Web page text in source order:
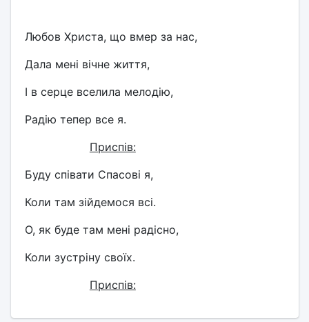
Любов Христа, що вмер за нас,
Дала мені вічне життя,
І в серце вселила мелодію,
Радію тепер все я.
Приспів:
Буду співати Спасові я,
Коли там зійдемося всі.
О, як буде там мені радісно,
Коли зустріну своїх.
Приспів: